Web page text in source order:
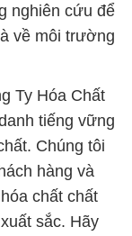
nghiên cứu để
về môi trường
Ty Hóa Chất
tiếng vững
Chúng tôi
hàng và
chất chất
sắc. Hãy